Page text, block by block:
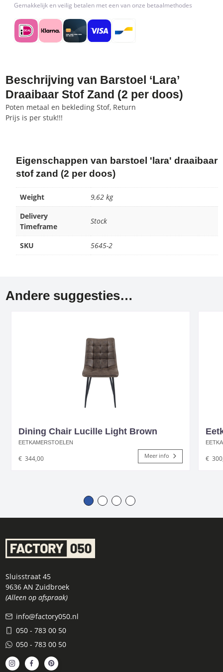
Gemakkelijk en veilig betalen met een van onze betaalmethodes
Beschrijving van Barstoel ‘Lara’
Draaibaar Stof Zand (2 per doos)
Poten metaal en bekleding Stof, Return
Prijs is per stuk!!!
Eigenschappen van barstoel 'lara' draaibaar
stof zand (2 per doos)
Weight
9,62 kg
Delivery
Timeframe
Stock
SKU 5645-2
Andere suggesties…
Dining Chair Lucille Light Brown
EETKAMERSTOELEN
€ 344,00 Meer info €
Sluisstraat 45
9636 AN Zuidbroek
(Alleen op afspraak)
info@factory050.nl
050 - 783 00 50
050 - 783 00 50